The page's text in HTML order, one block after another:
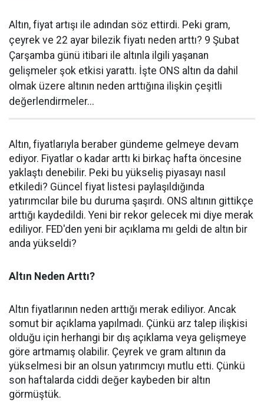
Altın, fiyat artışı ile adından söz ettirdi. Peki gram,
çeyrek ve 22 ayar bilezik fiyatı neden arttı? 9 Şubat
Çarşamba günü itibari ile altınla ilgili yaşanan
gelişmeler şok etkisi yarattı. İşte ONS altın da dahil
olmak üzere altının neden arttığına ilişkin çeşitli
değerlendirmeler...
Altın, fiyatlarıyla beraber gündeme gelmeye devam
ediyor. Fiyatlar o kadar arttı ki birkaç hafta öncesine
yaklaştı denebilir. Peki bu yükseliş piyasayı nasıl
etkiledi? Güncel fiyat listesi paylaşıldığında
yatırımcılar bile bu duruma şaşırdı. ONS altının gittikçe
arttığı kaydedildi. Yeni bir rekor gelecek mi diye merak
ediliyor. FED'den yeni bir açıklama mı geldi de altın bir
anda yükseldi?
Altın Neden Arttı?
Altın fiyatlarının neden arttığı merak ediliyor. Ancak
somut bir açıklama yapılmadı. Çünkü arz talep ilişkisi
olduğu için herhangi bir dış açıklama veya gelişmeye
göre artmamış olabilir. Çeyrek ve gram altının da
yükselmesi bir an olsun yatırımcıyı mutlu etti. Çünkü
son haftalarda ciddi değer kaybeden bir altın
görmüştük.